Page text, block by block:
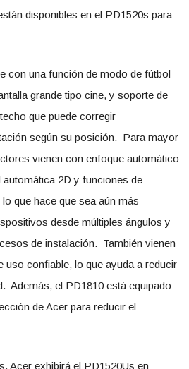
disponibles en el PD1520s para
con una función de modo de fútbol
grande tipo cine, y soporte de
que puede corregir
según su posición. Para mayor
vienen con enfoque automático
2D y funciones de
que hace que sea aún más
desde múltiples ángulos y
de instalación. También vienen
uso confiable, lo que ayuda a reducir
Además, el PD1810 está equipado
de Acer para reducir el
Acer exhibirá el PD1520Us en